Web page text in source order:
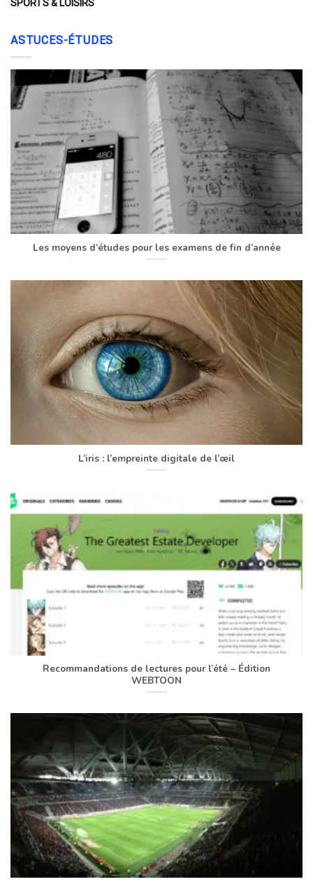
SPORTS & LOISIRS
ASTUCES-ÉTUDES
Les moyens d’études pour les examens de fin d’année
L’iris : l’empreinte digitale de l’œil
Recommandations de lectures pour l’été – Édition
WEBTOON